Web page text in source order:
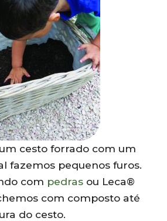
cesto forrado com um
fazemos pequenos furos.
com pedras ou Leca®
com composto até
do cesto.